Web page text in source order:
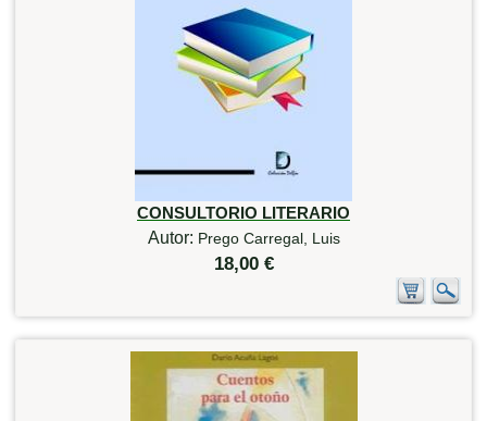
CONSULTORIO LITERARIO
Autor: Prego Carregal, Luis
18,00 €